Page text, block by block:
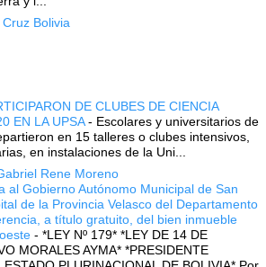
Bolivia
DE CLUBES DE CIENCIA
EN LA UPSA- Escolares y universitarios de
en 15 talleres o clubes intensivos,
en instalaciones de la Uni...
Rene Moreno
al Gobierno Autónomo Municipal de San
de la Provincia Velasco del Departamento
a título gratuito, del bien inmueble
- *LEY Nº 179* *LEY DE 14 DE
MORALES AYMA* *PRESIDENTE